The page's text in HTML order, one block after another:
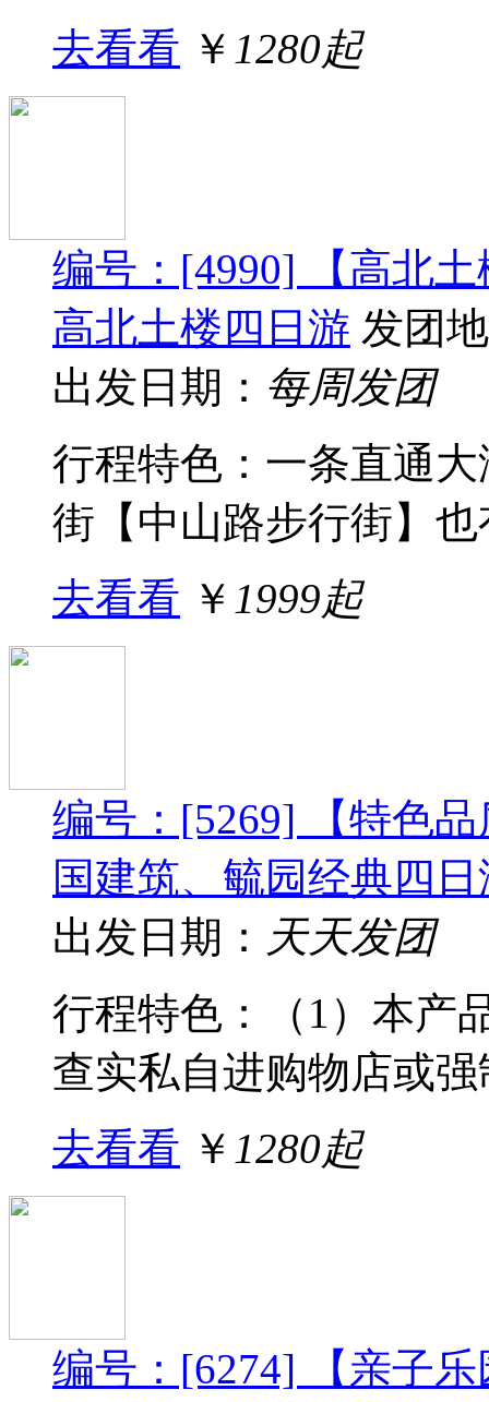
去看看 ￥ 1280起
编号：[4990] 【高北
高北土楼四日游 发团
出发日期： 每周发团
行程特色：一条直通
街【中山路步行街】也
去看看 ￥ 1999起
编号：[5269] 【特色
国建筑、毓园经典四日
出发日期： 天天发团
行程特色：（1）本产
查实私自进购物店或
去看看 ￥ 1280起
编号：[6274] 【亲子